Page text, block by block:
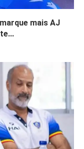
mais AJ